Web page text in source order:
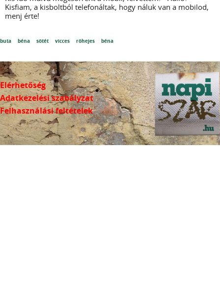
Kisfiam, a kisboltból telefonáltak, hogy náluk van a mobilod,
menj érte!
buta béna sötét vicces röhejes béna
Elérhetőség
Adatkezelési szabályzat
Felhasználási feltételek